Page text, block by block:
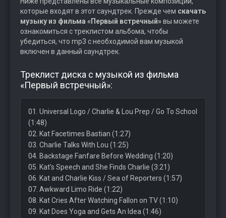
которые входят в этот саундтрек. Прежде чем скачать
музыку из фильма «Первый встречный»вы можете
ознакомиться с треклистом альбома, чтобы
убедиться, что mp3 с необходимой вам музыкой
включен в данный саундтрек.
Треклист диска с музыкой из фильма
«Первый встречный»:
01. Universal Logo / Charlie & Lou Prep / Go To School
(1:48)
02. Kat Facetimes Bastian (1:27)
03. Charlie Talks With Lou (1:25)
04. Backstage Fanfare Before Wedding (1:20)
05. Kat’s Speech and She Finds Charlie (3:21)
06. Kat and Charlie Kiss / Sea of Reporters (1:57)
07. Awkward Limo Ride (1:22)
08. Kat Cries After Watching Fallon on TV (1:10)
09. Kat Does Yoga and Gets An Idea (1:46)